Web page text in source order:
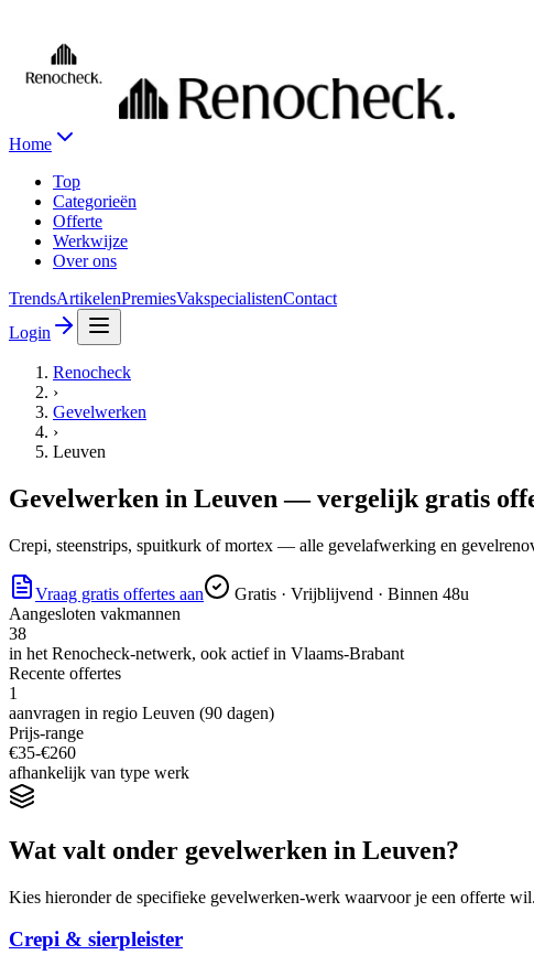
Home
Top
Categorieën
Offerte
Werkwijze
Over ons
TrendsArtikelenPremiesVakspecialistenContact
Login
Renocheck
›
Gevelwerken
›
Leuven
Gevelwerken in Leuven — vergelijk gratis
Crepi, steenstrips, spuitkurk of mortex — alle gevelafwerking en
Vraag gratis offertes aan
Gratis · Vrijblijvend · Binnen 48u
Aangesloten vakmannen
38
in het Renocheck-netwerk, ook actief in Vlaams-Brabant
Recente offertes
1
aanvragen in regio Leuven (90 dagen)
Prijs-range
€35-€260
afhankelijk van type werk
Wat valt onder gevelwerken in Leuven?
Kies hieronder de specifieke gevelwerken-werk waarvoor je een offerte
Crepi & sierpleister